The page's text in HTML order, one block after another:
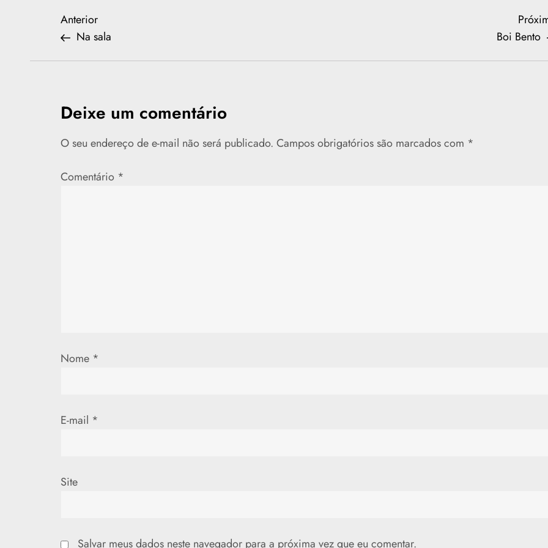
N
a
e
g
a
o
t
Previous
Post
Anterior
Na sala
Boi Bento
Deixe um comentário
O seu endereço de e-mail não será publicado. Campos obrigatórios são marcados com *
Comentário *
Nome *
E-mail *
Site
Salvar meus dados neste navegador para a próxima vez que eu comentar.